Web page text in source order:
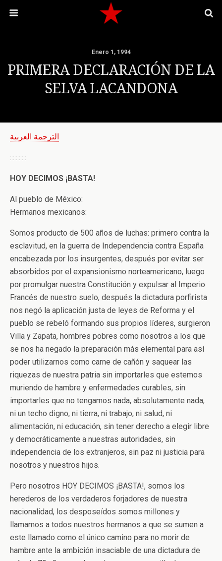
Enero 1, 1994
PRIMERA DECLARACIÓN DE LA
SELVA LACANDONA
الترجمة العربية
:::::::::::
HOY DECIMOS ¡BASTA!
Al pueblo de México:
Hermanos mexicanos:
Somos producto de 500 años de luchas: primero contra la
esclavitud, en la guerra de Independencia contra España
encabezada por los insurgentes, después por evitar ser
absorbidos por el expansionismo norteamericano, luego
por promulgar nuestra Constitución y expulsar al Imperio
Francés de nuestro suelo, después la dictadura porfirista
nos negó la aplicación justa de leyes de Reforma y el
pueblo se rebeló formando sus propios líderes, surgieron
Villa y Zapata, hombres pobres como nosotros a los que
se nos ha negado la preparación más elemental para así
poder utilizarnos como carne de cañón y saquear las
riquezas de nuestra patria sin importarles que estemos
muriendo de hambre y enfermedades curables, sin
importarles que no tengamos nada, absolutamente nada,
ni un techo digno, ni tierra, ni trabajo, ni salud, ni
alimentación, ni educación, sin tener derecho a elegir libre
y democráticamente a nuestras autoridades, sin
independencia de los extranjeros, sin paz ni justicia para
nosotros y nuestros hijos.
Pero nosotros HOY DECIMOS ¡BASTA!, somos los
herederos de los verdaderos forjadores de nuestra
nacionalidad, los desposeídos somos millones y
llamamos a todos nuestros hermanos a que se sumen a
este llamado como el único camino para no morir de
hambre ante la ambición insaciable de una dictadura de